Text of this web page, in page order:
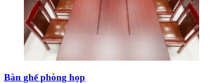
Bàn ghế phòng họp